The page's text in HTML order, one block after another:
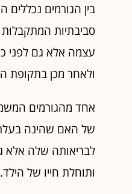
בין הגורמים
סביבתיות
עצמה אלא גם לפני
ולאחר מכן בתקופת
אחד מהגורמים
של האם שהינה
לבריאותה שלה אלא
ותוחלת חייו של הילד.